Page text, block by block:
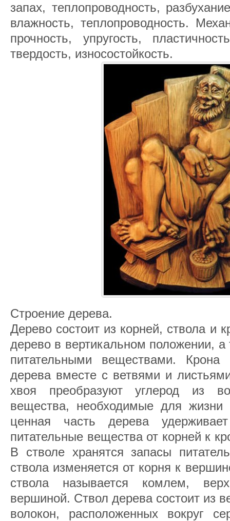
запах, теплопроводность,
влажность, теплопроводность.
прочность, упругость,
твердость, износостойкость.
Строение дерева.
Дерево состоит из корней, ствола и
дерево в вертикальном положении,
питательными веществами.
дерева вместе с ветвями и
хвоя преобразуют углерод из
вещества, необходимые для
ценная часть дерева
питательные вещества от корней к
В стволе хранятся запасы
ствола изменяется от корня к
ствола называется комлем,
вершиной. Ствол дерева состоит из
волокон, расположенных вокруг